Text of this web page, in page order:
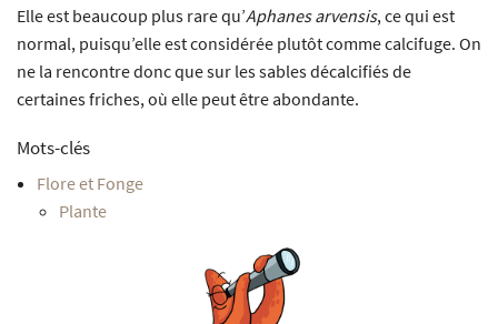
Elle est beaucoup plus rare qu’Aphanes arvensis, ce qui est
normal, puisqu’elle est considérée plutôt comme calcifuge. On
ne la rencontre donc que sur les sables décalcifiés de
certaines friches, où elle peut être abondante.
Mots-clés
Flore et Fonge
Plante